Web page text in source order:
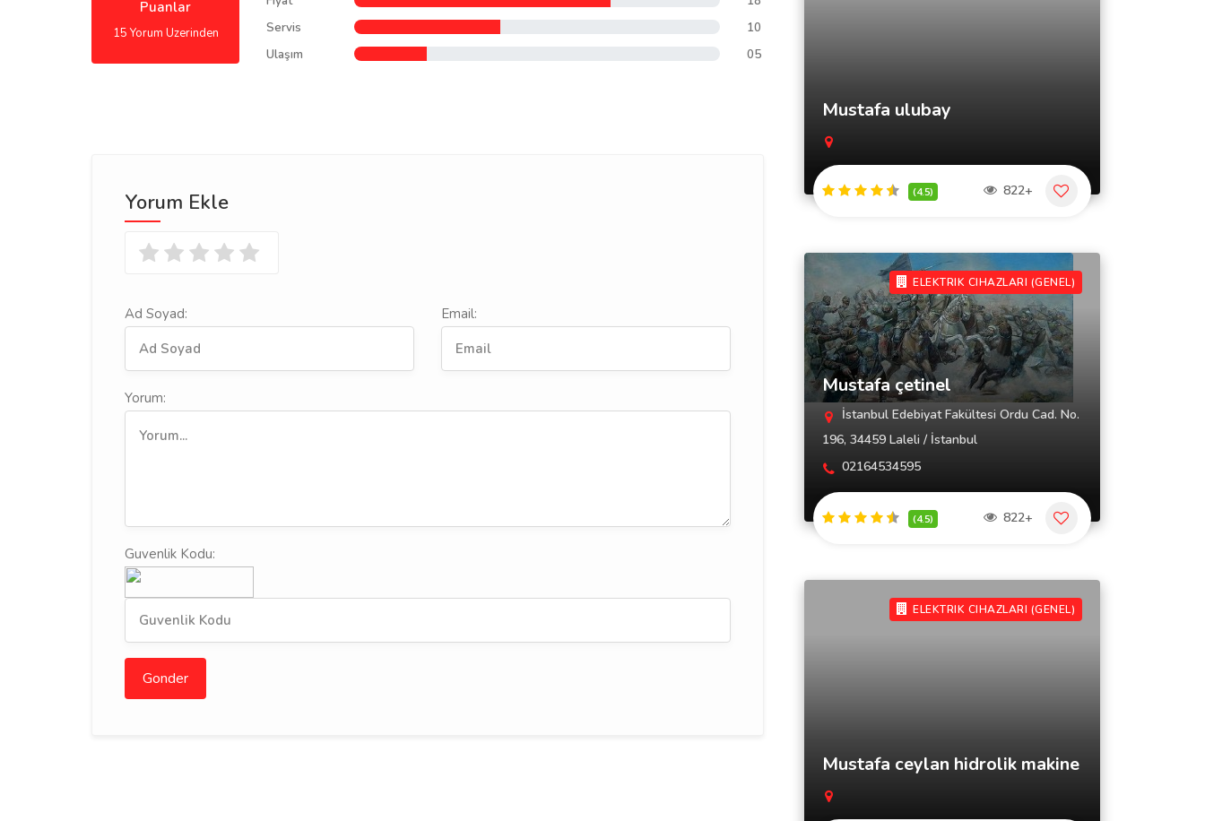
Puanlar
15 Yorum Uzerinden
Servis
10
Ulaşım
05
Yorum Ekle
Ad Soyad: Email:
Yorum:
Guvenlik Kodu:
Gonder
Mustafa ulubay
(4.5) 822+
ELEKTRIK CIHAZLARI (GENEL)
Mustafa çetinel
İstanbul Edebiyat Fakültesi Ordu Cad. No.
196, 34459 Laleli / İstanbul
02164534595
(4.5) 822+
ELEKTRIK CIHAZLARI (GENEL)
Mustafa ceylan hidrolik makine